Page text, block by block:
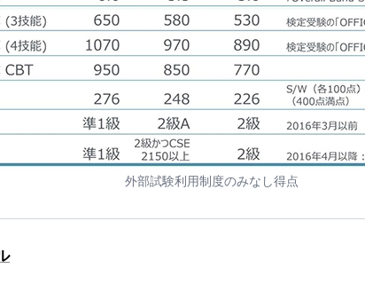
外部試験利用制度のみなし得点